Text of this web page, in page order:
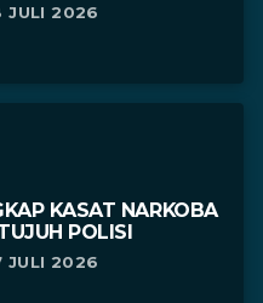
JULI 2026
KASAT NARKOBA
POLISI
JULI 2026